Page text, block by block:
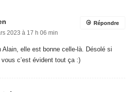
2023 à 17 h 06 min
Alain, elle est bonne celle-là. Désolé si
vous c’est évident tout ça :)
Répondre